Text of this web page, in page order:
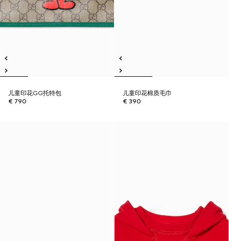
儿童印花GG托特包
€ 790
儿童印花棉质毛巾
€ 390